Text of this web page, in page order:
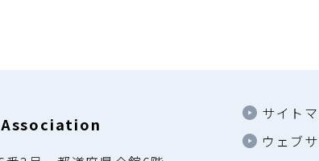
サイト
ウェブ